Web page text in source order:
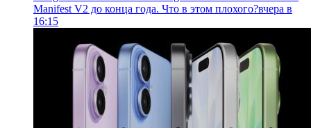
Manifest V2 до конца года. Что в этом плохого?вчера в
16:15